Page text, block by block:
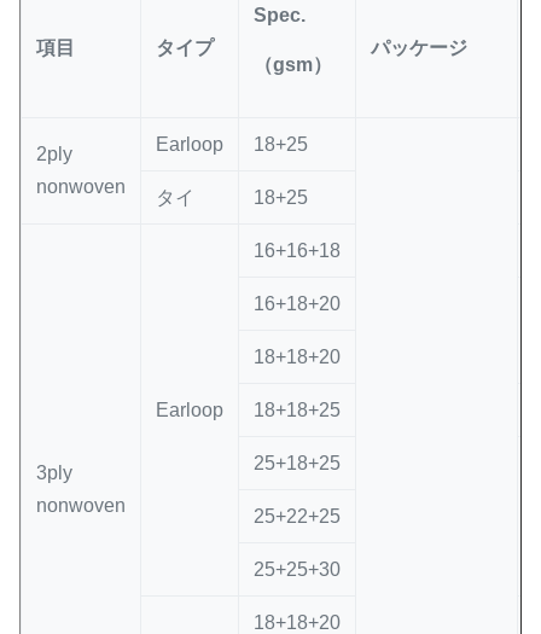
項目 タイプ
Spec.
（gsm）
パッケージ
2ply
nonwoven
Earloop 18+25
タイ 18+25
3ply
nonwoven
Earloop
16+16+18
16+18+20
18+18+20
18+18+25
25+18+25
25+22+25
25+25+30
18+18+20